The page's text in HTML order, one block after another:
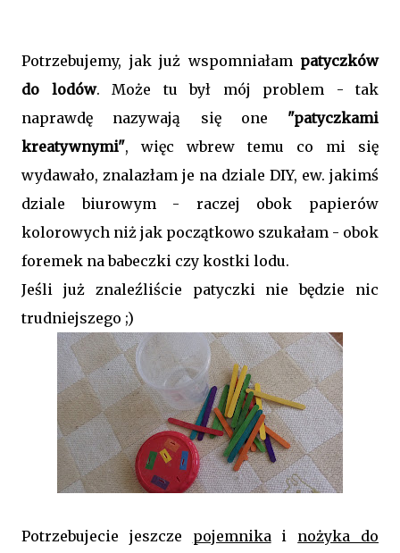
Potrzebujemy, jak już wspomniałam patyczków
do lodów. Może tu był mój problem - tak
naprawdę nazywają się one "patyczkami
kreatywnymi", więc wbrew temu co mi się
wydawało, znalazłam je na dziale DIY, ew. jakimś
dziale biurowym - raczej obok papierów
kolorowych niż jak początkowo szukałam - obok
foremek na babeczki czy kostki lodu.
Jeśli już znaleźliście patyczki nie będzie nic
trudniejszego ;)
Potrzebujecie jeszcze pojemnika i nożyka do